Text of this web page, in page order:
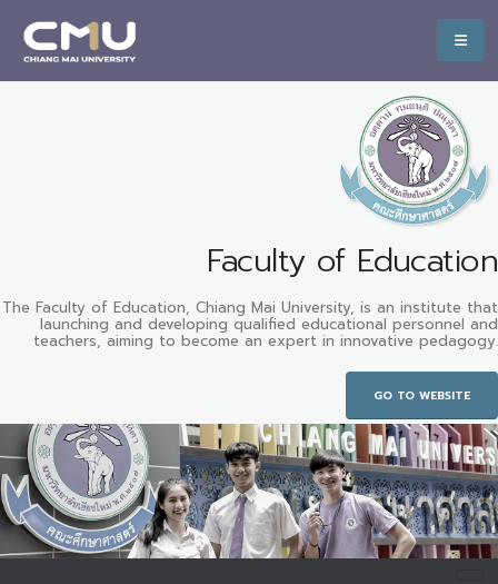
Faculty of Education
The Faculty of Education, Chiang Mai University, is an institute that
launching and developing qualified educational personnel and
teachers, aiming to become an expert in innovative pedagogy.
GO TO WEBSITE